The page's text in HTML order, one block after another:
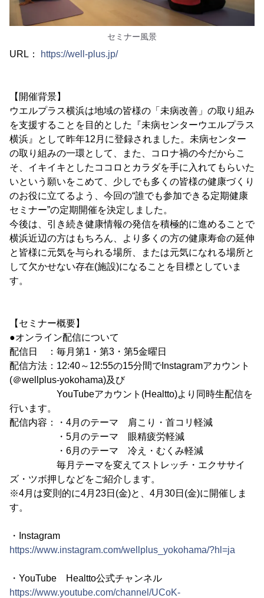
セミナー風景
URL： https://well-plus.jp/
【開催背景】
ウエルプラス横浜は地域の皆様の「未病改善」の取り組み
を支援することを目的とした『未病センターウエルプラス
横浜』として昨年12月に登録されました。未病センター
の取り組みの一環として、また、コロナ禍の今だからこ
そ、イキイキとしたココロとカラダを手に入れてもらいた
いという願いをこめて、少しでも多くの皆様の健康づくり
のお役に立てるよう、今回の“誰でも参加できる定期健康
セミナー”の定期開催を決定しました。
今後は、引き続き健康情報の発信を積極的に進めることで
横浜近辺の方はもちろん、より多くの方の健康寿命の延伸
と皆様に元気を与られる場所、または元気になれる場所と
して欠かせない存在(施設)になることを目標としていま
す。
【セミナー概要】
●オンライン配信について
配信日 ：毎月第1・第3・第5金曜日
配信方法：12:40～12:55の15分間でInstagramアカウント
(＠wellplus-yokohama)及び
YouTubeアカウント(Healtto)より同時生配信を
行います。
配信内容：・4月のテーマ 肩こり・首コリ軽減
・5月のテーマ 眼精疲労軽減
・6月のテーマ 冷え・むくみ軽減
毎月テーマを変えてストレッチ・エクササイ
ズ・ツボ押しなどをご紹介します。
※4月は変則的に4月23日(金)と、4月30日(金)に開催しま
す。
・Instagram
https://www.instagram.com/wellplus_yokohama/?hl=ja
・YouTube Healtto公式チャンネル
https://www.youtube.com/channel/UCoK-